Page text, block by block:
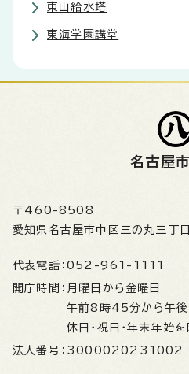
東山給水塔
東海学園講堂
名古屋
〒460-8508
愛知県名古屋市中区三の丸三丁
代表電話： 052-961-1111
開庁時間： 月曜日から金曜日
午前8時45分から午
休日・祝日・年末年始を
法人番号： 3000020231002